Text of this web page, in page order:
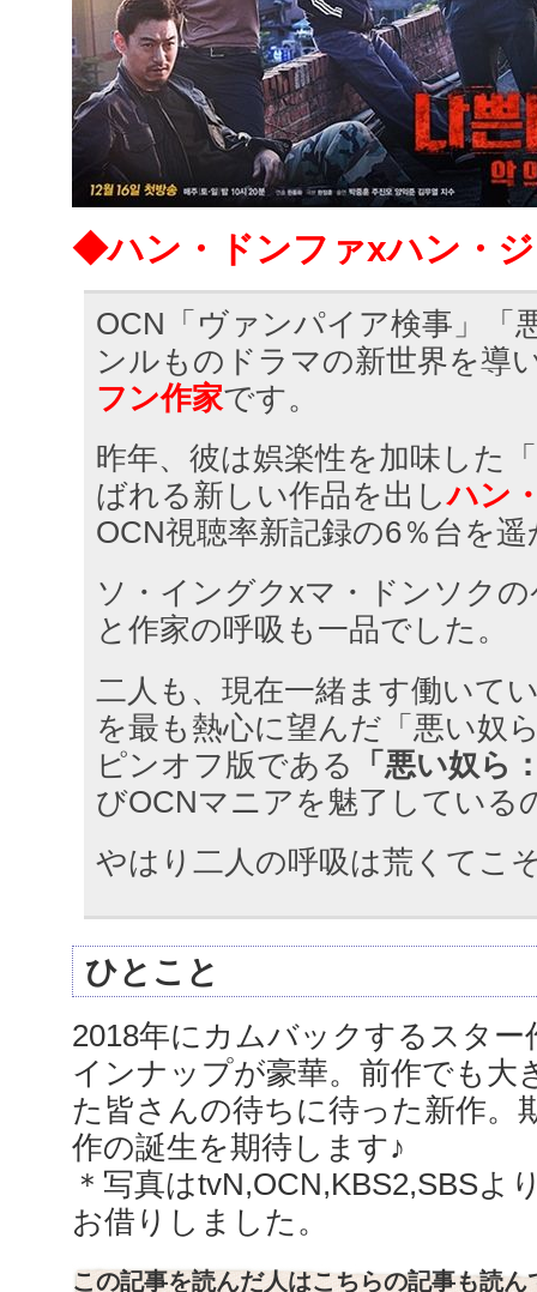
◆ハン・ドンファxハン・
OCN「ヴァンパイア検事」「
ンルものドラマの新世界を導
フン作家です。
昨年、彼は娯楽性を加味した
ばれる新しい作品を出しハン
OCN視聴率新記録の6％台を
ソ・イングクxマ・ドンソク
と作家の呼吸も一品でした。
二人も、現在一緒ます働いて
を最も熱心に望んだ「悪い奴
ピンオフ版である
「悪い奴ら
びOCNマニアを魅了している
やはり二人の呼吸は荒くてこ
ひとこと
2018年にカムバックするスタ
インナップが豪華。前作でも大
た皆さんの待ちに待った新作。
作の誕生を期待します♪
＊写真はtvN,OCN,KBS2,SBSよ
お借りしました。
この記事を読んだ人はこちらの記事も読ん